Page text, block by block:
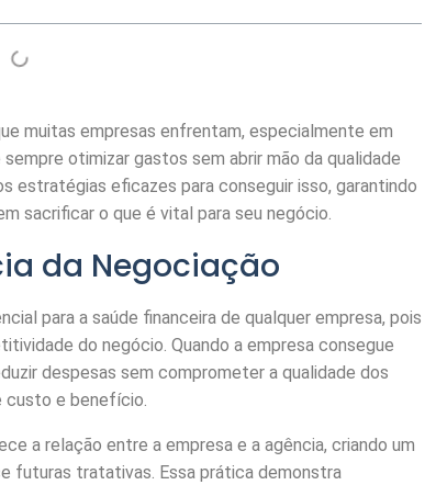
muitas empresas enfrentam, especialmente em
otimizar gastos sem abrir mão da qualidade
estratégias eficazes para conseguir isso, garantindo
sacrificar o que é vital para seu negócio.
da Negociação
para a saúde financeira de qualquer empresa, pois
do negócio. Quando a empresa consegue
despesas sem comprometer a qualidade dos
custo e benefício.
a relação entre a empresa e a agência, criando um
futuras tratativas. Essa prática demonstra